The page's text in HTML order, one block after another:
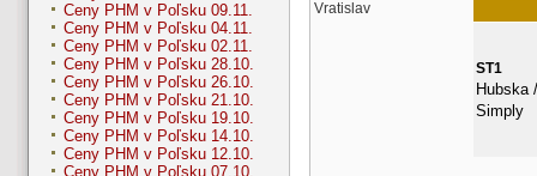
Ceny PHM v Poľsku 09.11.
Ceny PHM v Poľsku 04.11.
Ceny PHM v Poľsku 02.11.
Ceny PHM v Poľsku 28.10.
Ceny PHM v Poľsku 26.10.
Ceny PHM v Poľsku 21.10.
Ceny PHM v Poľsku 19.10.
Ceny PHM v Poľsku 14.10.
Ceny PHM v Poľsku 12.10.
Ceny PHM v Poľsku 07.10.
Vratislav
ST1
Hubska
Simply